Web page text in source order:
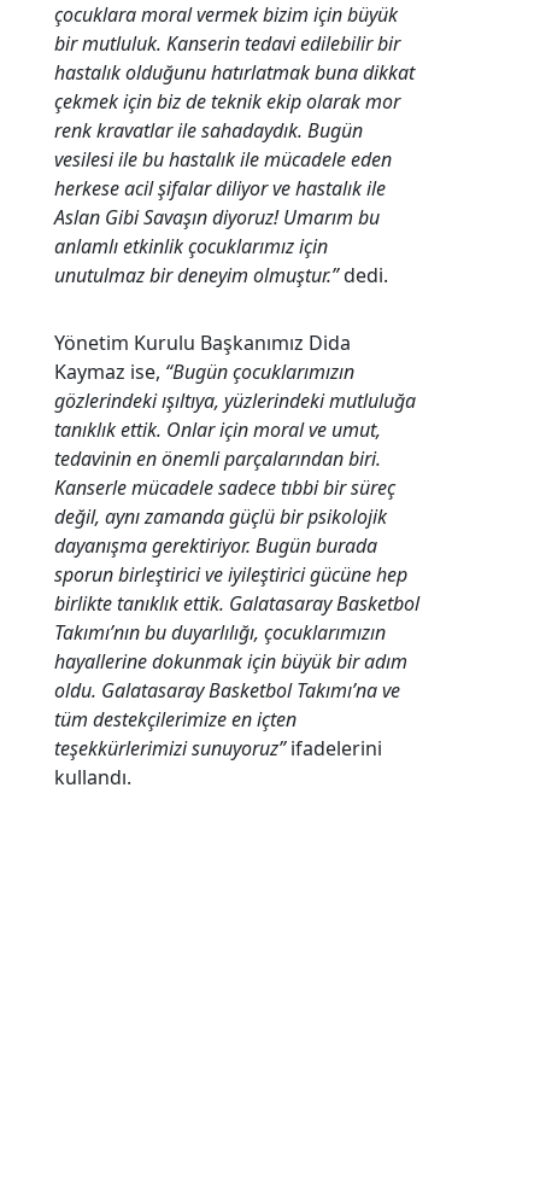
çocuklara moral vermek bizim için büyük
bir mutluluk. Kanserin tedavi edilebilir bir
hastalık olduğunu hatırlatmak buna dikkat
çekmek için biz de teknik ekip olarak mor
renk kravatlar ile sahadaydık. Bugün
vesilesi ile bu hastalık ile mücadele eden
herkese acil şifalar diliyor ve hastalık ile
Aslan Gibi Savaşın diyoruz! Umarım bu
anlamlı etkinlik çocuklarımız için
unutulmaz bir deneyim olmuştur.”dedi.
Yönetim Kurulu Başkanımız Dida
Kaymaz ise, “Bugün çocuklarımızın
gözlerindeki ışıltıya, yüzlerindeki mutluluğa
tanıklık ettik. Onlar için moral ve umut,
tedavinin en önemli parçalarından biri.
Kanserle mücadele sadece tıbbi bir süreç
değil, aynı zamanda güçlü bir psikolojik
dayanışma gerektiriyor. Bugün burada
sporun birleştirici ve iyileştirici gücüne hep
birlikte tanıklık ettik. Galatasaray Basketbol
Takımı’nın bu duyarlılığı, çocuklarımızın
hayallerine dokunmak için büyük bir adım
oldu. Galatasaray Basketbol Takımı’na ve
tüm destekçilerimize en içten
teşekkürlerimizi sunuyoruz”ifadelerini
kullandı.